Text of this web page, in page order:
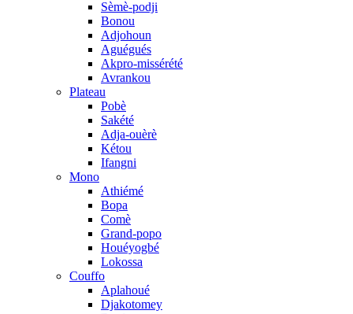
Sèmè-podji
Bonou
Adjohoun
Aguégués
Akpro-missérété
Avrankou
Plateau
Pobè
Sakété
Adja-ouèrè
Kétou
Ifangni
Mono
Athiémé
Bopa
Comè
Grand-popo
Houéyogbé
Lokossa
Couffo
Aplahoué
Djakotomey